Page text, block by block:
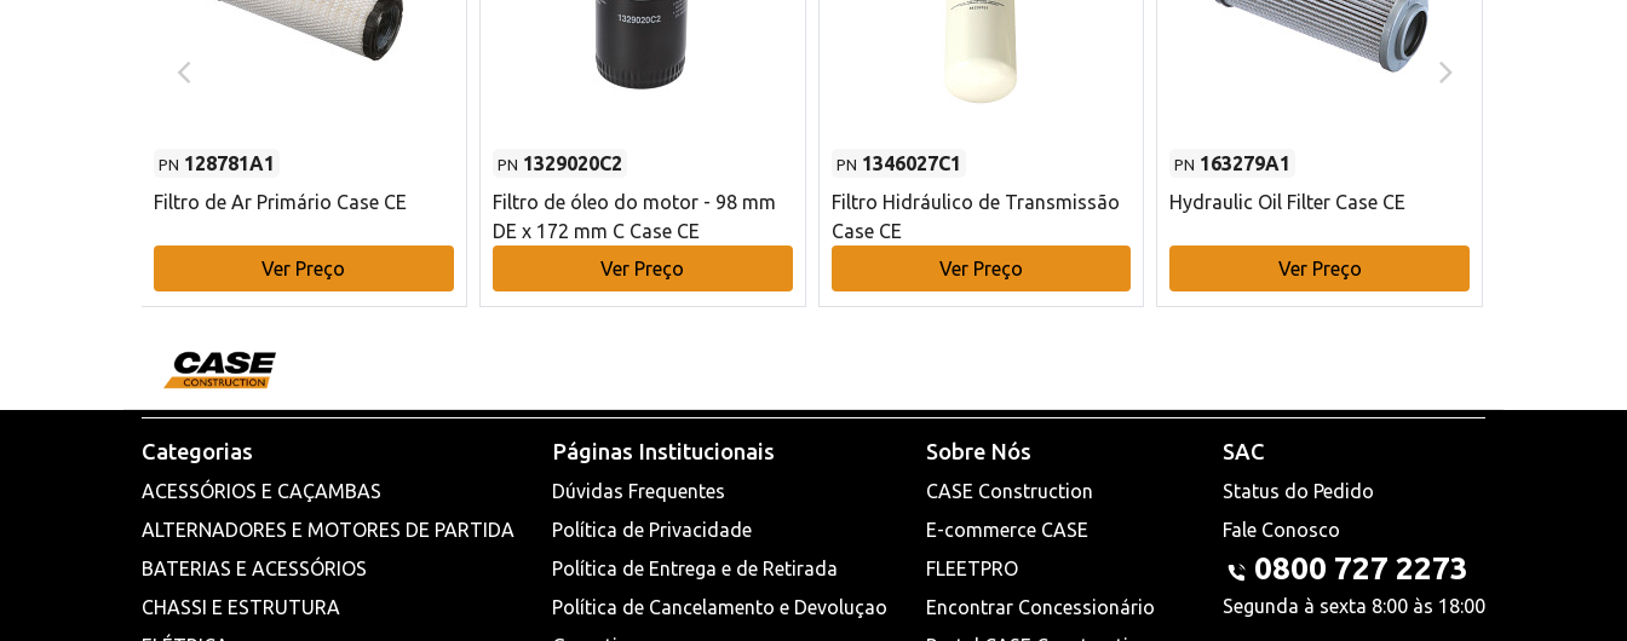
PN 128781A1
Filtro de Ar Primário Case CE
Ver Preço
PN 1329020C2
Filtro de óleo do motor - 98 mm
DE x 172 mm C Case CE
Ver Preço
PN 1346027C1
Filtro Hidráulico de Transmissão
Case CE
Ver Preço
PN 163279A1
Hydraulic Oil Filter Case CE
Ver Preço
Categorias
ACESSÓRIOS E CAÇAMBAS
ALTERNADORES E MOTORES DE PARTIDA
BATERIAS E ACESSÓRIOS
CHASSI E ESTRUTURA
Páginas Institucionais
Dúvidas Frequentes
Política de Privacidade
Política de Entrega e de Retirada
Política de Cancelamento e Devoluçao
Sobre Nós
CASE Construction
E-commerce CASE
FLEETPRO
Encontrar Concessionário
SAC
Status do Pedido
Fale Conosco
0800 727 2273
Segunda à sexta 8:00 às 18:00